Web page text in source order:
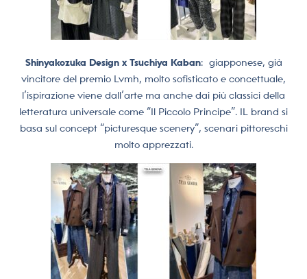
Shinyakozuka Design x Tsuchiya Kaban: giapponese, già
vincitore del premio Lvmh, molto sofisticato e concettuale,
l’ispirazione viene dall’arte ma anche dai più classici della
letteratura universale come “Il Piccolo Principe”. IL brand si
basa sul concept “picturesque scenery”, scenari pittoreschi
molto apprezzati.